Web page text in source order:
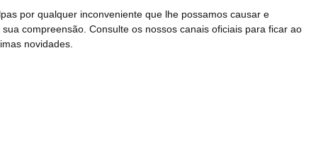
por qualquer inconveniente que lhe possamos causar e
compreensão. Consulte os nossos canais oficiais para ficar ao
novidades.